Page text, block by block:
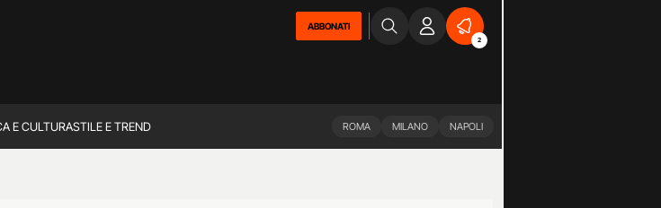
ABBONATI
2
E CULTURASTILE E TREND ROMA MILANO NAPOLI